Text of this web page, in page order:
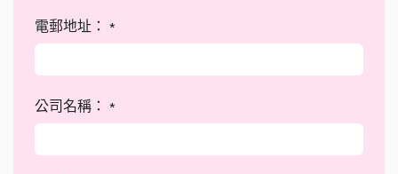
電郵地址： *
公司名稱： *